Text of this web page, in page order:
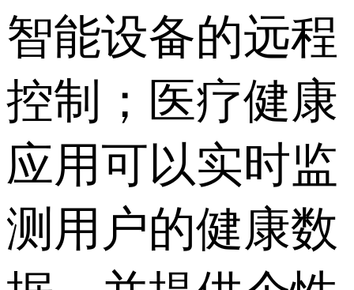
智能设备的远程
控制；医疗健康
应用可以实时监
测用户的健康数